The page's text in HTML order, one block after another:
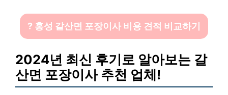
? 홍성 갈산면 포장이사 비용 견적 비교하기
2024년 최신 후기로 알아보는 갈
산면 포장이사 추천 업체!